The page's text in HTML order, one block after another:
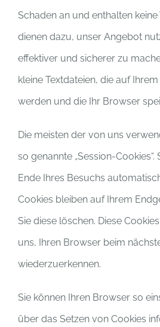
Schaden an und enthalten keine
dienen dazu, unser Angebot
effektiver und sicherer zu
kleine Textdateien, die auf
werden und die Ihr Browser
Die meisten der von uns
so genannte „Session-
Ende Ihres Besuchs
Cookies bleiben auf Ihrem
Sie diese löschen. Diese
uns, Ihren Browser beim
wiederzuerkennen.
Sie können Ihren Browser so
über das Setzen von Cookies